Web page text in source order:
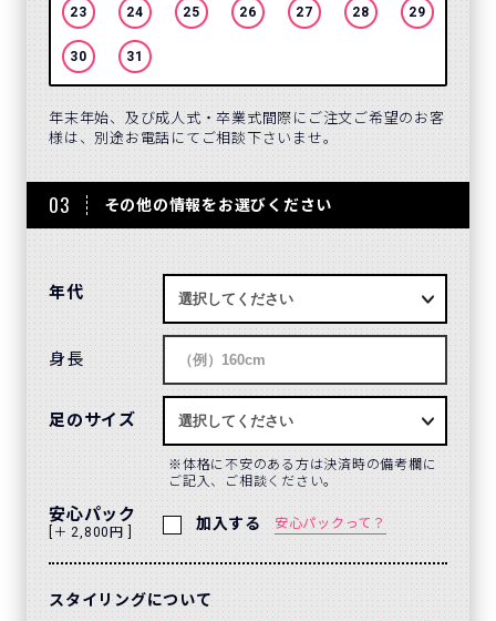
23 24 25 26 27 28 29
30 31
27
年末年始、及び成人式・卒業式間際にご注文ご希望のお客
様は、別途お電話にてご相談下さいませ。
03 その他の情報をお選びください
年代
身長
足のサイズ
体格に不安のある方は決済時の備考欄に
ご記入、ご相談ください。
安心パック
[＋ 2,800円 ] 加入する 安心パックって？
スタイリングについて